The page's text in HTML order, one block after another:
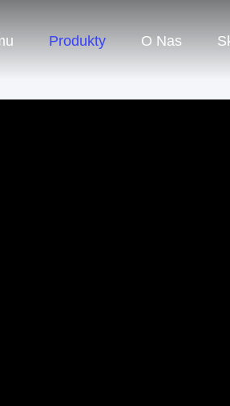
Produkty O Nas